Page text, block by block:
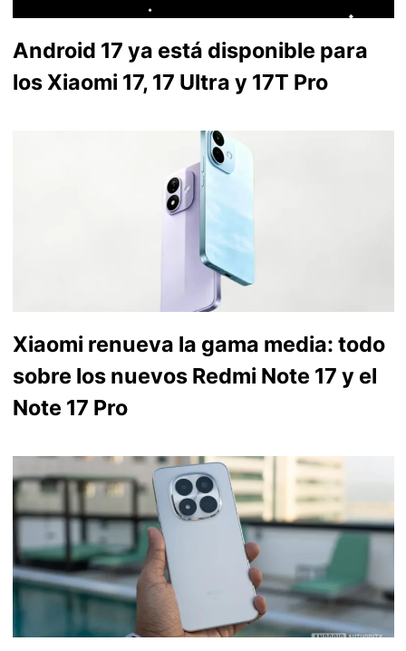
Android 17 ya está disponible para
los Xiaomi 17, 17 Ultra y 17T Pro
Xiaomi renueva la gama media: todo
sobre los nuevos Redmi Note 17 y el
Note 17 Pro